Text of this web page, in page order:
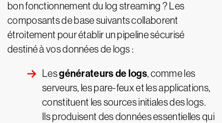
bon fonctionnement du log streaming ? Les
composants de base suivants collaborent
étroitement pour établir un pipeline sécurisé
destiné à vos données de logs :
Lesgénérateurs de logs, comme les
serveurs, les pare-feux et les applications,
constituent les sources initiales des logs.
Ils produisent des données essentielles qui